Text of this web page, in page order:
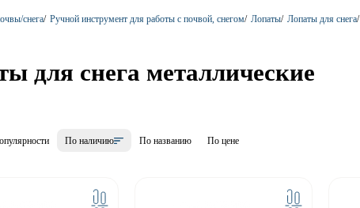
снега/ Ручной инструмент для работы с почвой, снегом/ Лопаты/ Лопаты для снега/
для снега металлические
По наличию По названию По цене